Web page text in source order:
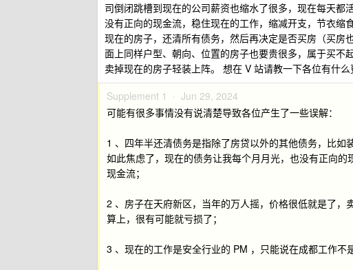
司倒闭跳槽到现在的公司薪资也缩水了很多，现在每天
没有正向的现金流，稳住现在的工作，缩减开支，节衣
现在的房子，还清所有债务，然后再决定是否买房（买
面上同样户型、朝向、位置的房子也要贵很多，属于买
卖掉现在的房子轻装上阵。 想在 V 站请教一下各位有什么
Supplement 1 · Jun 29, 2024
可能有很多事情没有说清楚导致各位产生了一些误解：
1 、四年半还清债务是指除了房贷以外的其他债务，比
如此焦虑了，现在的债务让我每个月月光，也没有正向
现金流；
2 、房子在天府新区，当年的万人摇，价格很低就是了
算上，很有可能就亏损了；
3 、现在的工作是安全行业的 PM ，只能说在成都工作不